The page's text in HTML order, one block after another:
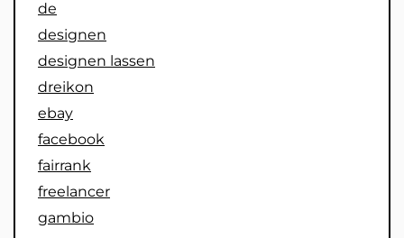
de
designen
designen lassen
dreikon
ebay
facebook
fairrank
freelancer
gambio